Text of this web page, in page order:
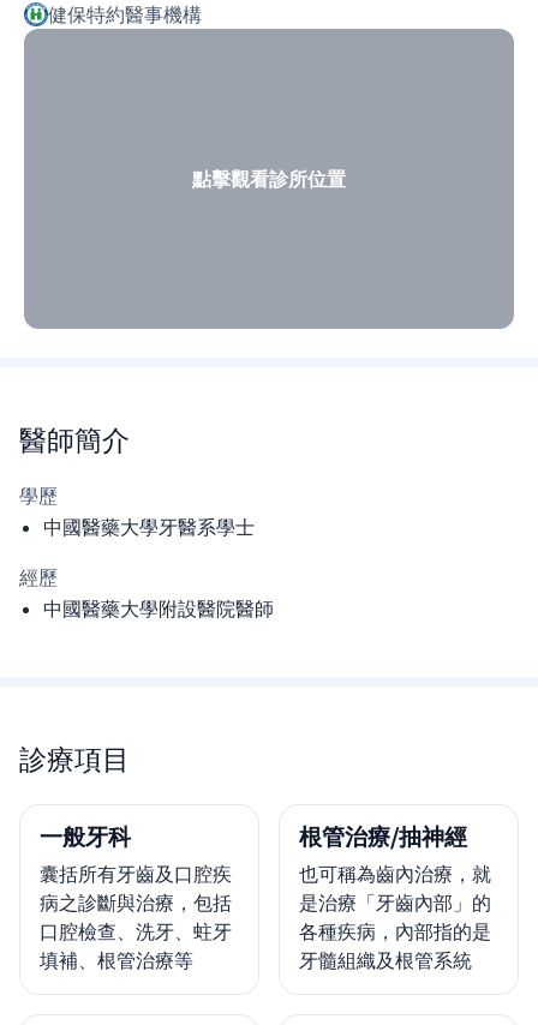
健保特約醫事機構
點擊觀看診所位置
醫師簡介
學歷
中國醫藥大學牙醫系學士
經歷
中國醫藥大學附設醫院醫師
診療項目
一般牙科
囊括所有牙齒及口腔疾
病之診斷與治療，包括
口腔檢查、洗牙、蛀牙
填補、根管治療等
根管治療/抽神經
也可稱為齒內治療，就
是治療「牙齒內部」的
各種疾病，內部指的是
牙髓組織及根管系統